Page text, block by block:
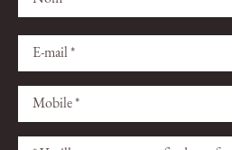
ce
champ
Veuillez
ce
champ